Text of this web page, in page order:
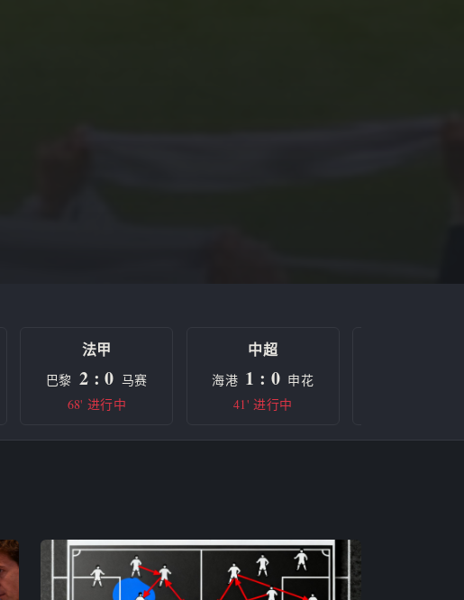
法甲
巴黎 2 : 0 马赛
68' 进行中
中超
海港 1 : 0 申花
41' 进行中